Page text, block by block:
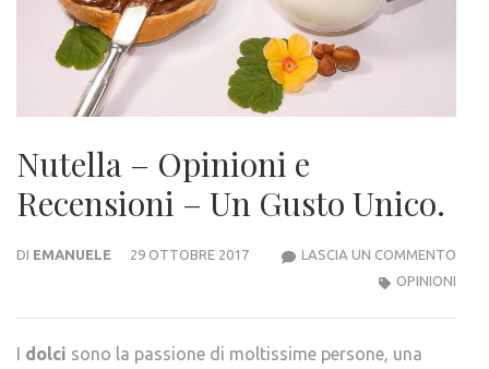
Nutella – Opinioni e
Recensioni – Un Gusto Unico.
DI EMANUELE 29 OTTOBRE 2017 LASCIA UN COMMENTO
OPINIONI
I dolci sono la passione di moltissime persone, una